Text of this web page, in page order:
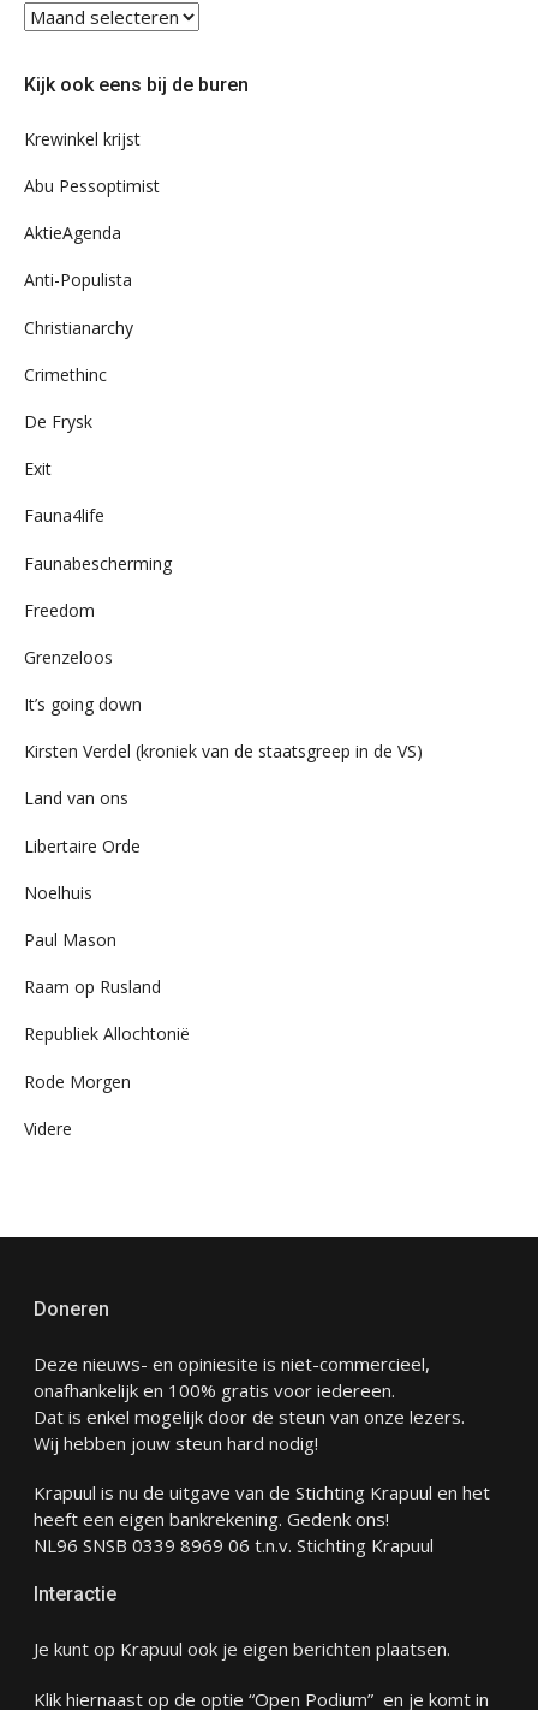
Blader
eens
ons
Kijk ook eens bij de buren
Krewinkel krijst
Abu Pessoptimist
AktieAgenda
Anti-Populista
Christianarchy
Crimethinc
De Frysk
Exit
Fauna4life
Faunabescherming
Freedom
Grenzeloos
It’s going down
Kirsten Verdel (kroniek van de staatsgreep in de VS)
Land van ons
Libertaire Orde
Noelhuis
Paul Mason
Raam op Rusland
Republiek Allochtonië
Rode Morgen
Videre
Doneren
Deze nieuws- en opiniesite is niet-commercieel,
onafhankelijk en 100% gratis voor iedereen.
Dat is enkel mogelijk door de steun van onze lezers.
Wij hebben jouw steun hard nodig!
Krapuul is nu de uitgave van de Stichting Krapuul en het
heeft een eigen bankrekening. Gedenk ons!
NL96 SNSB 0339 8969 06 t.n.v. Stichting Krapuul
Interactie
Je kunt op Krapuul ook je eigen berichten plaatsen.
Klik hiernaast op de optie “Open Podium” en je komt in